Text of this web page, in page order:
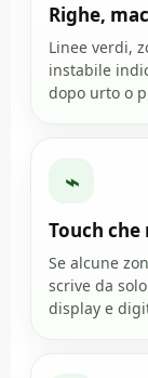
Righe,
Linee verdi,
instabile
dopo urto o
⌁
Touch
Se alcune
scrive da
display e